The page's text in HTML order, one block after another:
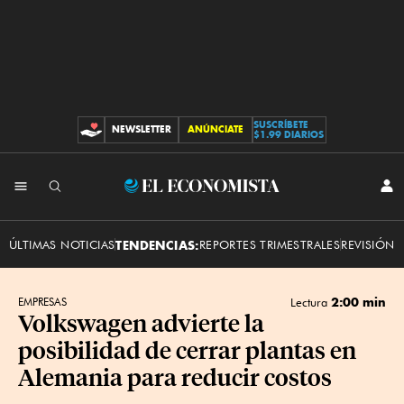
CONTRIBUCIONES
NEWSLETTER ANÚNCIATE
SUSCRÍBETE
$1.99 DIARIOS
El
ÚLTIMAS NOTICIASTENDENCIAS:REPORTES TRIMESTRALESREVISIÓN
EMPRESAS Lectura 2:00 min
Volkswagen advierte la
posibilidad de cerrar plantas en
Alemania para reducir costos